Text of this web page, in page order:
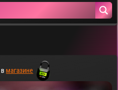
вмагазине